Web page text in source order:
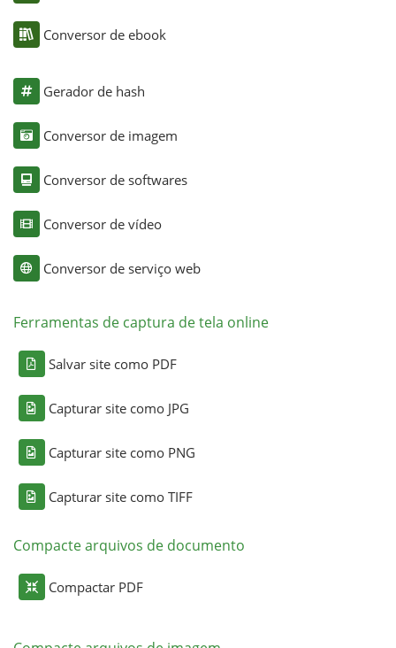
Conversor de ebook
Gerador de hash
Conversor de imagem
Conversor de softwares
Conversor de vídeo
Conversor de serviço web
Ferramentas de captura de tela online
Salvar site como PDF
Capturar site como JPG
Capturar site como PNG
Capturar site como TIFF
Compacte arquivos de documento
Compactar PDF